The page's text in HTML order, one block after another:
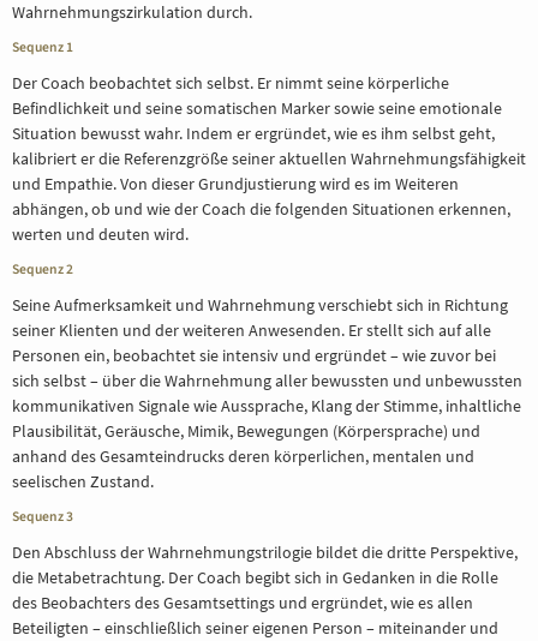
Wahrnehmungszirkulation durch.
Sequenz 1
Der Coach beobachtet sich selbst. Er nimmt seine körperliche
Befindlichkeit und seine somatischen Marker sowie seine emotionale
Situation bewusst wahr. Indem er ergründet, wie es ihm selbst geht,
kalibriert er die Referenzgröße seiner aktuellen Wahrnehmungsfähigkeit
und Empathie. Von dieser Grundjustierung wird es im Weiteren
abhängen, ob und wie der Coach die folgenden Situationen erkennen,
werten und deuten wird.
Sequenz 2
Seine Aufmerksamkeit und Wahrnehmung verschiebt sich in Richtung
seiner Klienten und der weiteren Anwesenden. Er stellt sich auf alle
Personen ein, beobachtet sie intensiv und ergründet – wie zuvor bei
sich selbst – über die Wahrnehmung aller bewussten und unbewussten
kommunikativen Signale wie Aussprache, Klang der Stimme, inhaltliche
Plausibilität, Geräusche, Mimik, Bewegungen (Körpersprache) und
anhand des Gesamteindrucks deren körperlichen, mentalen und
seelischen Zustand.
Sequenz 3
Den Abschluss der Wahrnehmungstrilogie bildet die dritte Perspektive,
die Metabetrachtung. Der Coach begibt sich in Gedanken in die Rolle
des Beobachters des Gesamtsettings und ergründet, wie es allen
Beteiligten – einschließlich seiner eigenen Person – miteinander und